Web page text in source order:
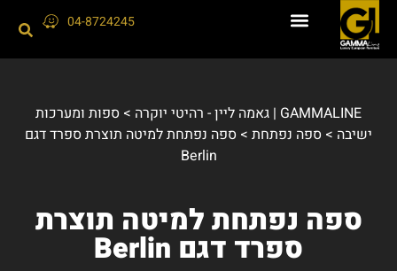
04-8724245
GAMMALINE | גאמה ליין - רהיטי יוקרה > ספות ומערכות
ישיבה > ספה נפתחת > ספה נפתחת למיטה תוצרת ספרד דגם
Berlin
ספה נפתחת למיטה תוצרת
ספרד דגם Berlin